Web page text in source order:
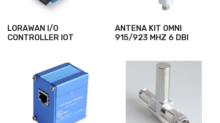
LORAWAN I/O
CONTROLLER IOT
ANTENA KIT OMNI
915/923 MHZ 6 DBI